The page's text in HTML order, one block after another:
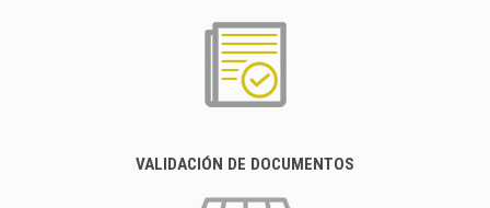
VALIDACIÓN DE DOCUMENTOS